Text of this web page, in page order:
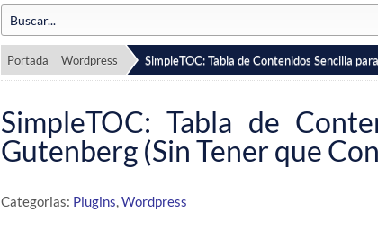
Portada Wordpress SimpleTOC: Tabla de Contenidos Sencilla
SimpleTOC: Tabla de
Gutenberg (Sin Tener que
Categorias: Plugins,Wordpress